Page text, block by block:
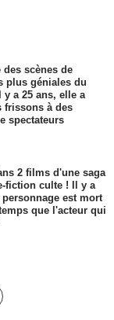
des scènes de
plus géniales du
a 25 ans, elle a
frissons à des
spectateurs
2 films d'une saga
fiction culte ! Il y a
personnage est mort
que l'acteur qui